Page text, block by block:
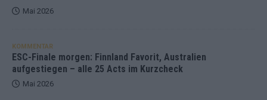
Mai 2026
KOMMENTAR
ESC-Finale morgen: Finnland Favorit, Australien
aufgestiegen – alle 25 Acts im Kurzcheck
Mai 2026